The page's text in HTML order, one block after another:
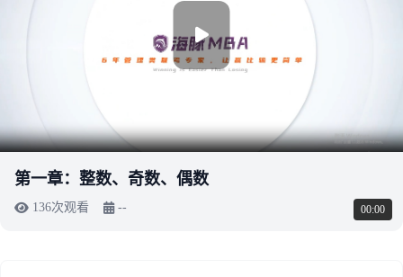
00:00
第一章：整数、奇数、偶数
136次观看 --